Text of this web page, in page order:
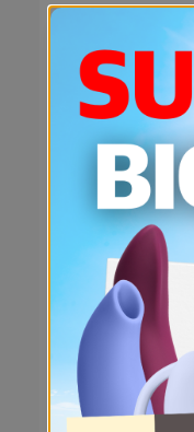
1년전에-연락하
내가-9월-둘째주
재테크를-처음-시
쿠팡-가격변동-너
과자-머먹지-씨
부산-해운대에서
부산-해운대에서
다들-취준-어떻
뭐야-프로필-어떻